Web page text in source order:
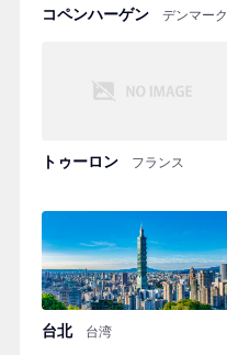
コペンハーゲン デンマーク
トゥーロン フランス
台北 台湾